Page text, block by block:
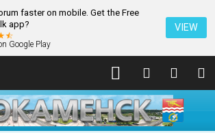
faster on mobile. Get the Free
app?
Google Play
VIEW